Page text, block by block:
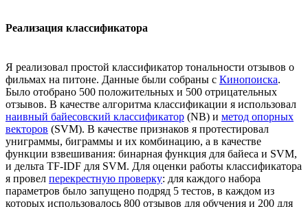
Реализация классификатора
Я реализовал простой классификатор тональности отзывов о
фильмах на питоне. Данные были собраны с Кинопоиска.
Было отобрано 500 положительных и 500 отрицательных
отзывов. В качестве алгоритма классификации я использовал
наивный байесовский классификатор (NB) и метод опорных
векторов (SVM). В качестве признаков я протестировал
униграммы, биграммы и их комбинацию, а в качестве
функции взвешивания: бинарная функция для байеса и SVM,
и дельта TF-IDF для SVM. Для оценки работы классификатора
я провел перекрестную проверку: для каждого набора
параметров было запущено подряд 5 тестов, в каждом из
которых использовалось 800 отзывов для обучения и 200 для